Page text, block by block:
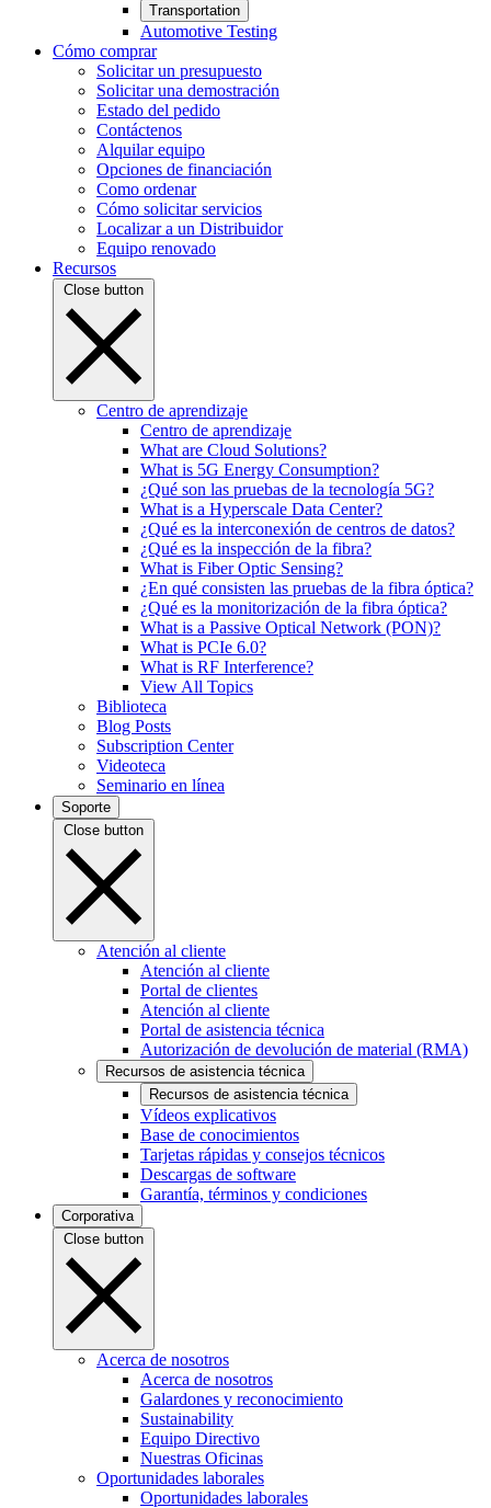
Transportation
Automotive Testing
Cómo comprar
Solicitar un presupuesto
Solicitar una demostración
Estado del pedido
Contáctenos
Alquilar equipo
Opciones de financiación
Como ordenar
Cómo solicitar servicios
Localizar a un Distribuidor
Equipo renovado
Recursos
Close button
Centro de aprendizaje
Centro de aprendizaje
What are Cloud Solutions?
What is 5G Energy Consumption?
¿Qué son las pruebas de la tecnología 5G?
What is a Hyperscale Data Center?
¿Qué es la interconexión de centros de datos?
¿Qué es la inspección de la fibra?
What is Fiber Optic Sensing?
¿En qué consisten las pruebas de la fibra óptica?
¿Qué es la monitorización de la fibra óptica?
What is a Passive Optical Network (PON)?
What is PCIe 6.0?
What is RF Interference?
View All Topics
Biblioteca
Blog Posts
Subscription Center
Videoteca
Seminario en línea
Soporte
Close button
Atención al cliente
Atención al cliente
Portal de clientes
Atención al cliente
Portal de asistencia técnica
Autorización de devolución de material (RMA)
Recursos de asistencia técnica
Recursos de asistencia técnica
Vídeos explicativos
Base de conocimientos
Tarjetas rápidas y consejos técnicos
Descargas de software
Garantía, términos y condiciones
Corporativa
Close button
Acerca de nosotros
Acerca de nosotros
Galardones y reconocimiento
Sustainability
Equipo Directivo
Nuestras Oficinas
Oportunidades laborales
Oportunidades laborales